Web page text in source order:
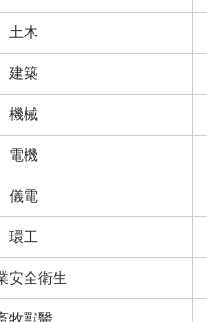
土木
建築
機械
電機
儀電
環工
安全衛生
牧獸醫